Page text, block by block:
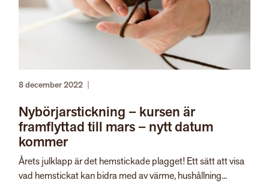
8 december 2022 |
Nybörjarstickning – kursen är
framflyttad till mars – nytt datum
kommer
Årets julklapp är det hemstickade plagget! Ett sätt att visa
vad hemstickat kan bidra med av värme, hushållning...